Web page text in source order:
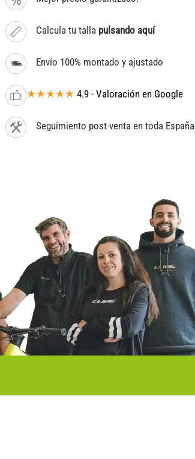
Calcula tu talla pulsando aquí
Envío 100% montado y ajustado
★★★★★ 4.9 - Valoración en Google
Seguimiento post-venta en toda España